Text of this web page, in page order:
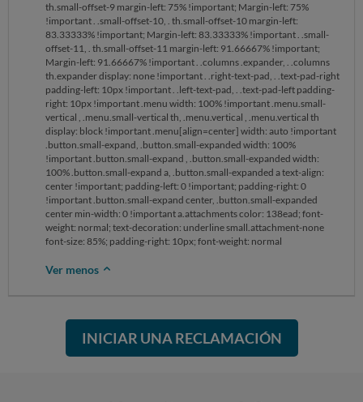
th.small-offset-9 margin-left: 75% !important; Margin-left: 75%
!important . .small-offset-10, . th.small-offset-10 margin-left:
83.33333% !important; Margin-left: 83.33333% !important . .small-
offset-11, . th.small-offset-11 margin-left: 91.66667% !important;
Margin-left: 91.66667% !important . .columns .expander, . .columns
th.expander display: none !important . .right-text-pad, . .text-pad-right
padding-left: 10px !important . .left-text-pad, . .text-pad-left padding-
right: 10px !important .menu width: 100% !important .menu.small-
vertical , .menu.small-vertical th, .menu.vertical , .menu.vertical th
display: block !important .menu[align=center] width: auto !important
.button.small-expand, .button.small-expanded width: 100%
!important .button.small-expand , .button.small-expanded width:
100% .button.small-expand a, .button.small-expanded a text-align:
center !important; padding-left: 0 !important; padding-right: 0
!important .button.small-expand center, .button.small-expanded
center min-width: 0 !important a.attachments color: 138ead; font-
weight: normal; text-decoration: underline small.attachment-none
font-size: 85%; padding-right: 10px; font-weight: normal
Ver menos
INICIAR UNA RECLAMACIÓN